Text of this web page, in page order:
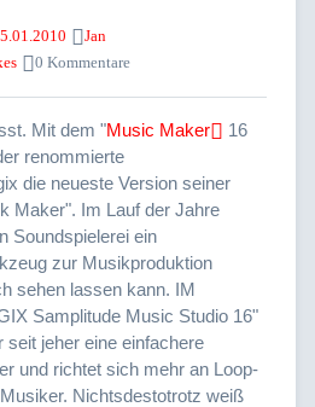
Jan
0 Kommentare
Mit dem "Music Maker
16
renommierte
die neueste Version seiner
Maker". Im Lauf der Jahre
Soundspielerei ein
zur Musikproduktion
sehen lassen kann. IM
Samplitude Music Studio 16"
jeher eine einfachere
und richtet sich mehr an Loop-
Nichtsdestotrotz weiß